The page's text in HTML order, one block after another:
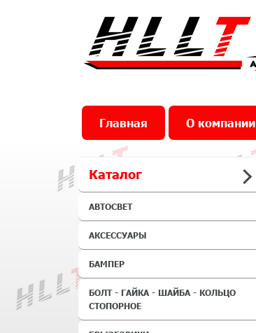
Главная О компании
Каталог
АВТОСВЕТ
АКСЕССУАРЫ
БАМПЕР
БОЛТ - ГАЙКА - ШАЙБА - КОЛЬЦО
СТОПОРНОЕ